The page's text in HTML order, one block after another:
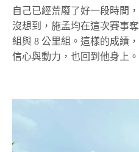
自己已經荒廢了好一段時間
沒想到，施孟均在這次賽事
組與 8 公里組。這樣的成績
信心與動力，也回到他身上。